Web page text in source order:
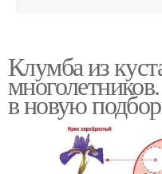
Многолетники для сада
Клумба из
в новую